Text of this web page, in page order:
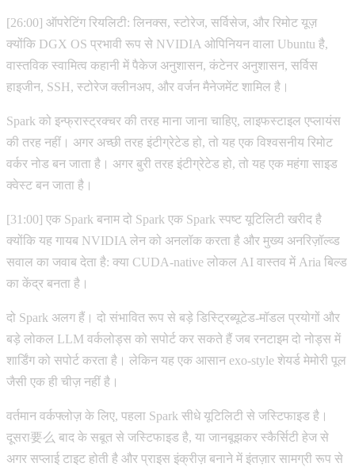
[26:00] ऑपरेटिंग रियलिटी: लिनक्स, स्टोरेज, सर्विसेज, और रिमोट यूज़
क्योंकि DGX OS प्रभावी रूप से NVIDIA ओपिनियन वाला Ubuntu है,
वास्तविक स्वामित्व कहानी में पैकेज अनुशासन, कंटेनर अनुशासन, सर्विस
हाइजीन, SSH, स्टोरेज क्लीनअप, और वर्जन मैनेजमेंट शामिल है।
Spark को इन्फ्रास्ट्रक्चर की तरह माना जाना चाहिए, लाइफस्टाइल एप्लायंस
की तरह नहीं। अगर अच्छी तरह इंटीग्रेटेड हो, तो यह एक विश्वसनीय रिमोट
वर्कर नोड बन जाता है। अगर बुरी तरह इंटीग्रेटेड हो, तो यह एक महंगा साइड
क्वेस्ट बन जाता है।
[31:00] एक Spark बनाम दो Spark एक Spark स्पष्ट यूटिलिटी खरीद है
क्योंकि यह गायब NVIDIA लेन को अनलॉक करता है और मुख्य अनरिज़ॉल्व्ड
सवाल का जवाब देता है: क्या CUDA-native लोकल AI वास्तव में Aria बिल्ड
का केंद्र बनता है।
दो Spark अलग हैं। दो संभावित रूप से बड़े डिस्ट्रिब्यूटेड-मॉडल प्रयोगों और
बड़े लोकल LLM वर्कलोड्स को सपोर्ट कर सकते हैं जब रनटाइम दो नोड्स में
शार्डिंग को सपोर्ट करता है। लेकिन यह एक आसान exo-style शेयर्ड मेमोरी पूल
जैसी एक ही चीज़ नहीं है।
वर्तमान वर्कफ्लोज़ के लिए, पहला Spark सीधे यूटिलिटी से जस्टिफाइड है।
दूसरा要么 बाद के सबूत से जस्टिफाइड है, या जानबूझकर स्कैर्सिटी हेज से
अगर सप्लाई टाइट होती है और प्राइस इंक्रीज़ बनाने में इंतज़ार सामग्री रूप से